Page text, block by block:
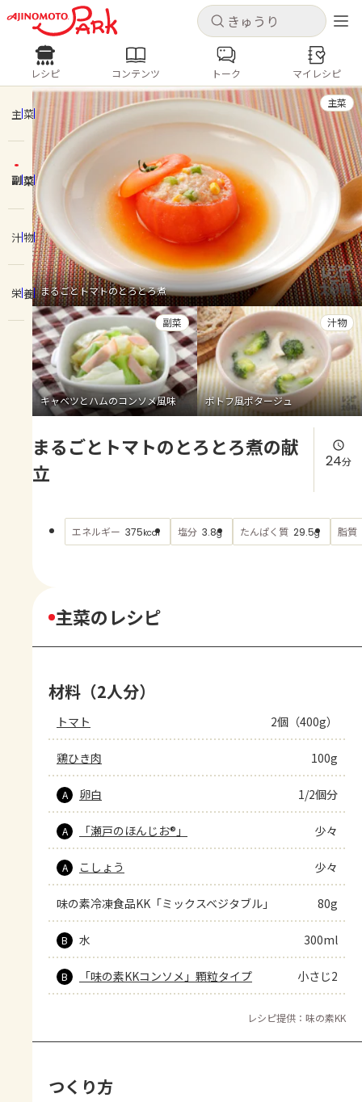
キャンセル
ログインするとレシピを保存できます
ログイン 新規登録
ホーム
コンテンツ
レシピ
トーク
よくあるお問い合わせ
お買い物
AJINOMOTO PARK とは
キャンセル
レシピ コンテンツ
人気の食材・レシピ
きゅうり なす トマト
とうもろこし
ピーマン
みょうが ゴーヤ
レシピ コンテンツ トーク マイレシピ
主菜
副菜
汁物
栄養 まるごとトマトのとろとろ煮
主菜
キャベツとハムのコンソメ風味
副菜
ポトフ風ポタージュ
汁物
まるごとトマトのとろとろ煮の献
立
24分
エネルギー 375kcal 塩分 3.8g たんぱく質 29.5g 脂質
主菜のレシピ
材料（2人分）
トマト 2個（400g）
鶏ひき肉 100g
A 卵白 1/2個分
A 「瀬戸のほんじお®」 少々
A こしょう 少々
味の素冷凍食品KK「ミックスベジタブル」 80g
B 水 300ml
B 「味の素KKコンソメ」顆粒タイプ 小さじ2
レシピ提供：味の素KK
つくり方